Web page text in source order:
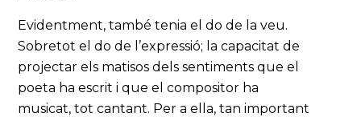
Evidentment, també tenia el do de la veu.
Sobretot el do de l’expressió; la capacitat de
projectar els matisos dels sentiments que el
poeta ha escrit i que el compositor ha
musicat, tot cantant. Per a ella, tan important